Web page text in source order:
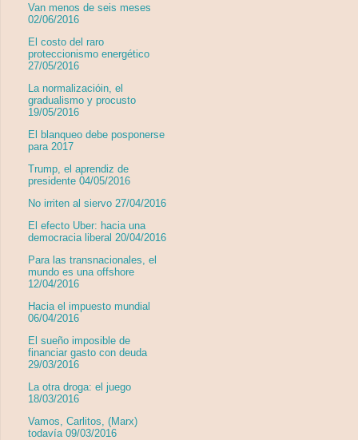
Van menos de seis meses
02/06/2016
El costo del raro
proteccionismo energético
27/05/2016
La normalizacióin, el
gradualismo y procusto
19/05/2016
El blanqueo debe posponerse
para 2017
Trump, el aprendiz de
presidente 04/05/2016
No irriten al siervo 27/04/2016
El efecto Uber: hacia una
democracia liberal 20/04/2016
Para las transnacionales, el
mundo es una offshore
12/04/2016
Hacia el impuesto mundial
06/04/2016
El sueño imposible de
financiar gasto con deuda
29/03/2016
La otra droga: el juego
18/03/2016
Vamos, Carlitos, (Marx)
todavía 09/03/2016